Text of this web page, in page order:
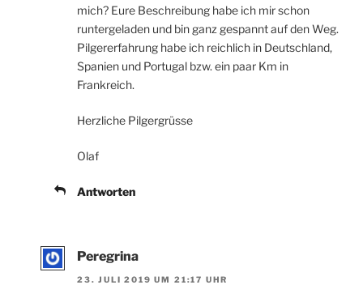
mich? Eure Beschreibung habe ich mir schon
runtergeladen und bin ganz gespannt auf den Weg.
Pilgererfahrung habe ich reichlich in Deutschland,
Spanien und Portugal bzw. ein paar Km in
Frankreich.
Herzliche Pilgergrüsse
Olaf
Antworten
Peregrina
23. JULI 2019 UM 21:17 UHR